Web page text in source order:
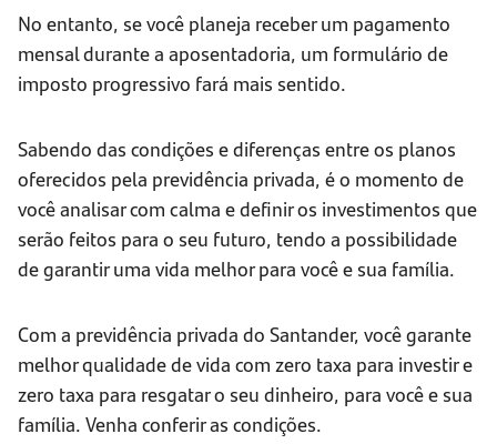
No entanto, se você planeja receber um pagamento
mensal durante a aposentadoria, um formulário de
imposto progressivo fará mais sentido.
Sabendo das condições e diferenças entre os planos
oferecidos pela previdência privada, é o momento de
você analisar com calma e definir os investimentos que
serão feitos para o seu futuro, tendo a possibilidade
de garantir uma vida melhor para você e sua família.
Com a previdência privada do Santander, você garante
melhor qualidade de vida com zero taxa para investir e
zero taxa para resgatar o seu dinheiro, para você e sua
família. Venha conferir as condições.